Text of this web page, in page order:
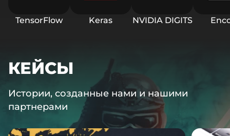
TensorFlow Keras NVIDIA DIGITS
КЕЙСЫ
Истории, созданные нами и нашими
партнерами